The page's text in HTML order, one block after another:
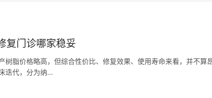
复门诊哪家稳妥
脂价格略高，但综合性价比、修复效果、使用寿命来看，并不算
迭代，分为纳…